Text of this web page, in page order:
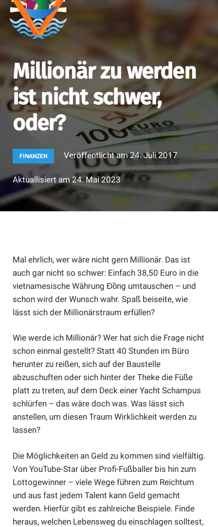
Millionär zu werden
ist nicht schwer,
oder?
FINANZEN Veröffentlicht am24. Juli 2017
Aktuallisiert am24. Mai 2023
Mal ehrlich, wer wäre nicht gern Millionär. Das ist
auch gar nicht so schwer: Einfach 38,50 Euro in die
vietnamesische Währung Đồng umtauschen – und
schon wird der Wunsch wahr. Spaß beiseite, wie
lässt sich der Millionärstraum erfüllen?
Wie werde ich Millionär? Wer hat sich die Frage nicht
schon einmal gestellt? Statt 40 Stunden im Büro
herunter zu reißen, sich auf der Baustelle
abzuschuften oder sich hinter der Theke die Füße
platt zu treten, auf dem Deck einer Yacht Schampus
schlürfen – das wäre doch was. Was lässt sich
anstellen, um diesen Traum Wirklichkeit werden zu
lassen?
Die Möglichkeiten an Geld zu kommen sind vielfältig.
Von YouTube-Star über Profi-Fußballer bis hin zum
Lottogewinner – viele Wege führen zum Reichtum
und aus fast jedem Talent kann Geld gemacht
werden. Hierfür gibt es zahlreiche Beispiele. Finde
heraus, welchen Lebensweg du einschlagen solltest,